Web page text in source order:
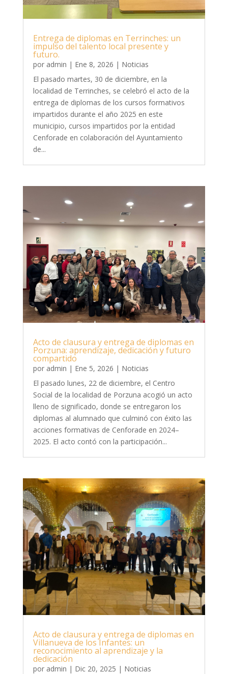
Entrega de diplomas en Terrinches: un
impulso del talento local presente y
futuro.
por admin | Ene 8, 2026 | Noticias
El pasado martes, 30 de diciembre, en la
localidad de Terrinches, se celebró el acto de la
entrega de diplomas de los cursos formativos
impartidos durante el año 2025 en este
municipio, cursos impartidos por la entidad
Cenforade en colaboración del Ayuntamiento
de...
Acto de clausura y entrega de diplomas en
Porzuna: aprendizaje, dedicación y futuro
compartido
por admin | Ene 5, 2026 | Noticias
El pasado lunes, 22 de diciembre, el Centro
Social de la localidad de Porzuna acogió un acto
lleno de significado, donde se entregaron los
diplomas al alumnado que culminó con éxito las
acciones formativas de Cenforade en 2024–
2025. El acto contó con la participación...
Acto de clausura y entrega de diplomas en
Villanueva de los Infantes: un
reconocimiento al aprendizaje y la
dedicación
por admin | Dic 20, 2025 | Noticias